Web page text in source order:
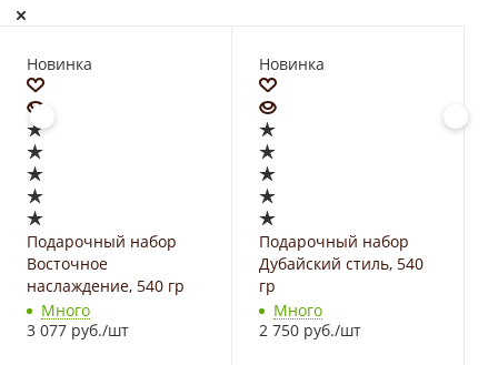
Новинка
Подарочный набор
Восточное
наслаждение, 540 гр
Много
3 077 руб./шт
Новинка
Подарочный набор
Дубайский стиль, 540
гр
Много
2 750 руб./шт